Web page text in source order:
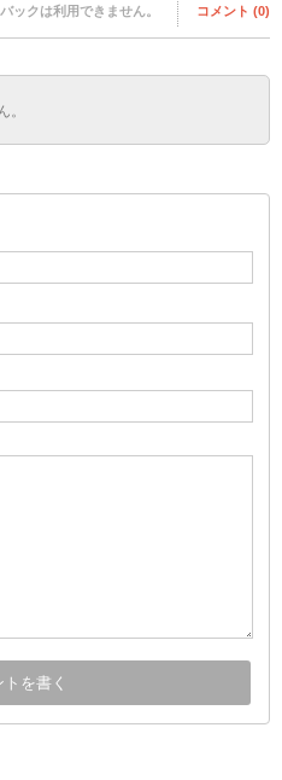
ックは利用できません。 コメント (0)
。